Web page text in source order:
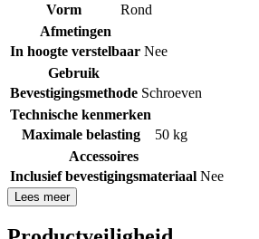
Vorm
Rond
Afmetingen
In hoogte verstelbaar Nee
Gebruik
Bevestigingsmethode Schroeven
Technische kenmerken
Maximale belasting
50 kg
Accessoires
Inclusief bevestigingsmateriaal Nee
Lees meer